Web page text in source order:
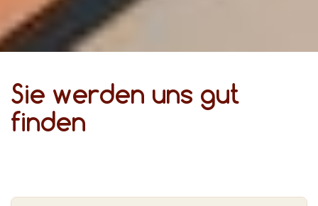
Sie werden uns gut
finden